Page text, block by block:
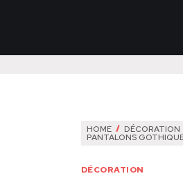
HOME DÉCORATION
PANTALONS
DÉCORATION